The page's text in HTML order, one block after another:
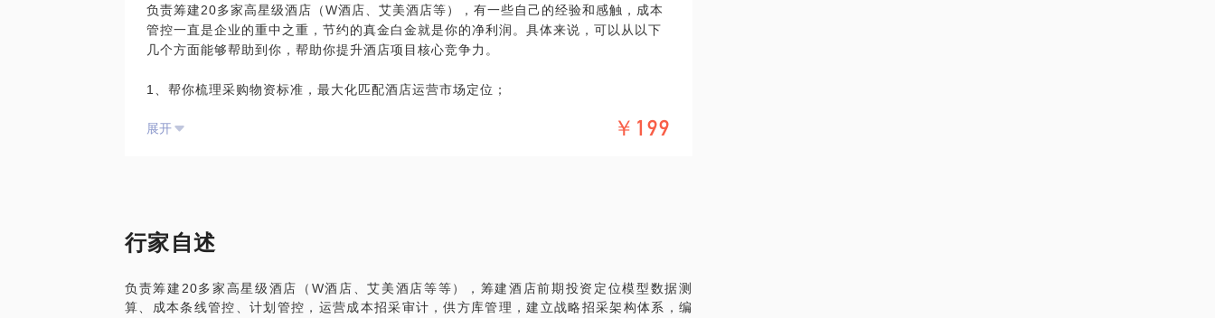
负责筹建20多家高星级酒店（W酒店、艾美酒店等），有一些自己的经验和感触，成本
管控一直是企业的重中之重，节约的真金白金就是你的净利润。具体来说，可以从以下
几个方面能够帮助到你，帮助你提升酒店项目核心竞争力。
1、帮你梳理采购物资标准，最大化匹配酒店运营市场定位；
管控；
7、可以提供运营期酒店成本专项审计及培训及审计关键点顾问答疑。
展开 ￥199
行家自述
负责筹建20多家高星级酒店（W酒店、艾美酒店等等），筹建酒店前期投资定位模型数据测
算、成本条线管控、计划管控，运营成本招采审计，供方库管理，建立战略招采架构体系，编